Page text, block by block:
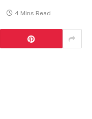
4 Mins Read